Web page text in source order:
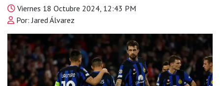
Viernes 18 Octubre 2024, 12:43 PM
Por: Jared Álvarez